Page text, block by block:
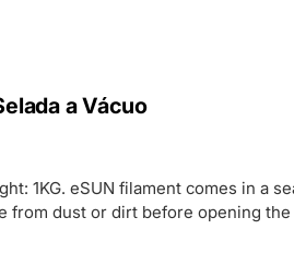
a Vácuo
1KG. eSUN filament comes in a
from dust or dirt before opening